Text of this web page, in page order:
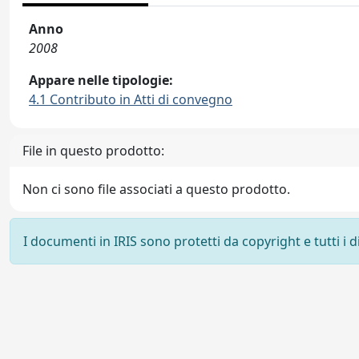
Anno
2008
Appare nelle tipologie:
4.1 Contributo in Atti di convegno
File in questo prodotto:
Non ci sono file associati a questo prodotto.
I documenti in IRIS sono protetti da copyright e tutti i